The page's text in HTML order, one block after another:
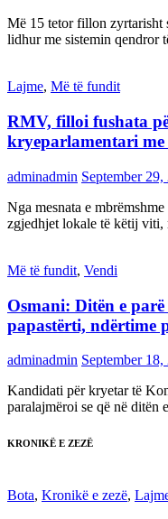
Më 15 tetor fillon zyrtarisht
lidhur me sistemin qendror
Lajme, Më të fundit
RMV, filloi fushata
kryeparlamentari
adminadmin September 29,
Nga mesnata e
zgjedhjet lokale të këtij
Më të fundit, Vendi
Osmani: Ditën e
papastërti, ndërtime
adminadmin September 18,
Kandidati për kryetar të
paralajmëroi se që në
KRONIKË E ZEZË
Bota, Kronikë e zezë,